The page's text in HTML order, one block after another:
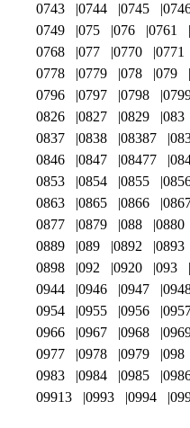
0743
0744 0745
0749
075 076 0761
0768
077 0770 0771
0778
0779 078 079
0796
0797 0798
0826
0827 0829 083
0837
0838 08387
0846
0847 08477
0853
0854 0855
0863
0865 0866
0877
0879 088 0880
0889
089 0892 0893
0898
092 0920 093
0944
0946 0947
0954
0955 0956
0966
0967 0968
0977
0978 0979 098
0983
0984 0985
09913
0993 0994